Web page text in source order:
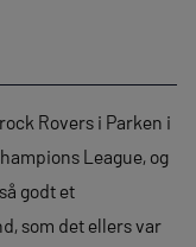
Rovers i Parken i
League, og
godt et
som det ellers var